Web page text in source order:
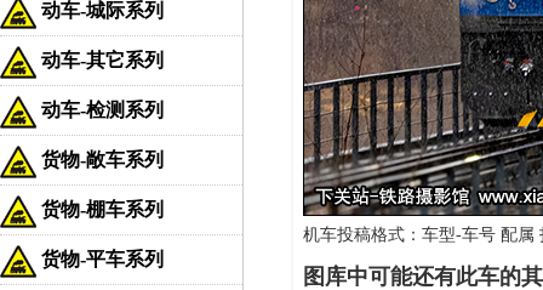
动车-城际系列
动车-其它系列
动车-检测系列
货物-敞车系列
货物-棚车系列
货物-平车系列
机车投稿格式：车型-车号 配属
图库中可能还有此车的